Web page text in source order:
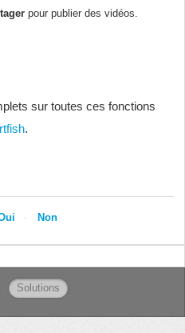
pour publier des vidéos.
sur toutes ces fonctions
.
Non
Solutions